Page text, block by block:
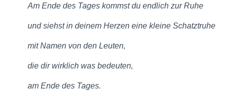
Am Ende des Tages kommst du endlich zur Ruhe
und siehst in deinem Herzen eine kleine Schatztruhe
mit Namen von den Leuten,
die dir wirklich was bedeuten,
am Ende des Tages.